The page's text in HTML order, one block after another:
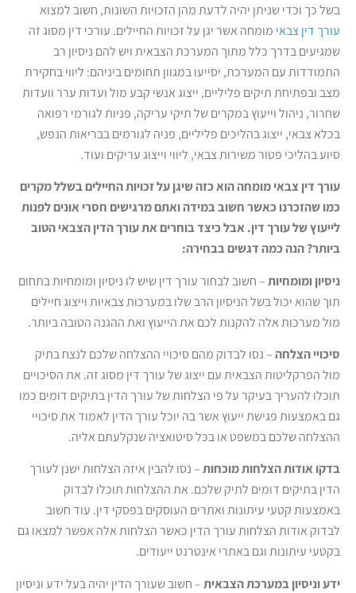
בשל כך וכדי שניתן יהיה לדעת מהן הזכויות השונות, חשוב למצוא
עורך דין צבאימומחה אשר יגן על זכויות החיילים. עורכי דין מסוג זה
שמגיעים בדרך כלל מתוך המערכת הצבאית ויש להם ניסיון רב
התמודדות עם המערכת, יסייעו במגוון תחומים ביניהם: ליווי בחקירת
מצב ובפתיחת תיקים פליליים, ייצוג אנשי קבע מול ועדות ערר וועדות
שחרור, ניהול וייעוץ במקרים של תיקי עריקה, פניות לגורמי רפואה
בכלא צבאי, ייצוג בהליכים פליליים, פניה לגורמים בבריאות הנפש,
סיוע בהליכי פטור משירות צבאי, ליווי וייצוג עריקים ועוד.
עורך דין צבאי מומחה הוא כזה שיגן על זכויות החיילים בשלל מקרים
כמו שהזכרנו כאשר חשוב במידה ואתם מרגישים חסרי אונים לפנות
לייעוץ של עורך דין. אבל כיצד בוחרים את עורך הדין הצבאי הטוב
ביותר? הנה כמה דגשים בבחירה:
ניסיון ומומחיות– חשוב לבחור עורך דין שיש לו ניסיון ומומחיות בתחום
תוך שהוא יכול בשל הניסיון הרב שלו במערכות צבאיות וייצוג חיילים
מול מערכות אלה להקנות לכם את הייעוץ ואת ההגנה הטובה ביותר.
סיכויי הצלחה– נסו לבדוק מהם סיכויי ההצלחה שלכם לנצח בתיק
מול הפרקליטות הצבאית עם ייצוג של עורך דין מסוג זה. את הסיכויים
תוכלו להעריך בעיקר על פי הצלחות של עורך הדין בתיקים דומים כמו
גם באמצעות פגישת ייעוץ אשר בה יוכל עורך הדין לאמוד את סיכויי
ההצלחה שלכם במשפט או בכל סיטואציה שנקלעתם אליה.
בדקו אודות הצלחות מוכחות– נסו להבין איזה הצלחות ישנן לעורך
הדין בתיקים דומים לתיק שלכם. את ההצלחות תוכלו לבדוק
באמצעות קטעי עיתונות ואתרים העוסקים בפסקי דין. עוד חשוב
לבדוק אודות הצלחות עורך הדין כאשר הצלחות אלה אפשר למצאו גם
בקטעי עיתונות וגם באתרי אינטרנט ייעודים.
ידע וניסיון במערכת הצבאית– חשוב שעורך הדין יהיה בעל ידע וניסיון